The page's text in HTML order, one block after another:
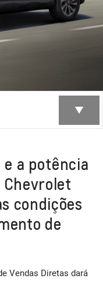
a potência
Chevrolet
condições
de
Vendas Diretas dará